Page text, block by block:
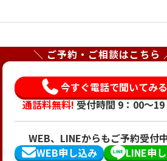
＼ ご予約・ご相談はこちら
今すぐ電話で聞いてみる
通話料無料!受付時間 9：00〜
WEB、LINEからもご予約受付
WEB申し込み
LINE申